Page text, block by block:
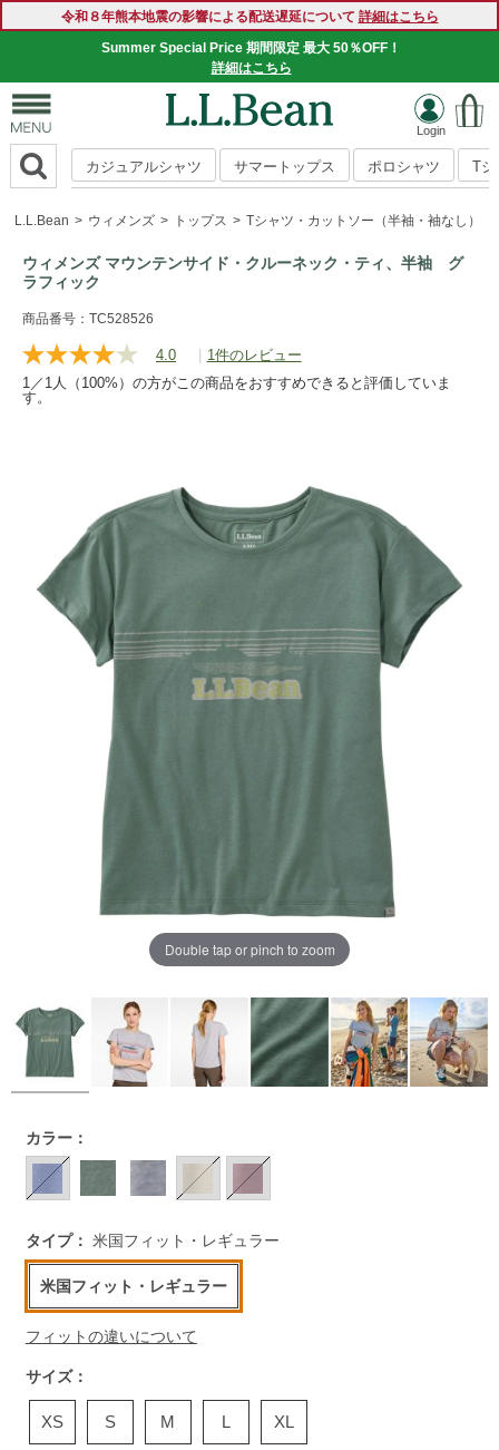
令和８年熊本地震の影響による配送遅延について 詳細はこちら
Summer Special Price 期間限定 最大 50％OFF！
詳細はこちら
カジュアルシャツ サマートップス ポロシャツ Tシ
L.L.Bean ウィメンズ トップス Tシャツ・カットソー（半袖・袖なし）
ウィメンズ マウンテンサイド・クルーネック・ティ、半袖 グ
ラフィック
https://www.llbean.co.jp/womens/tops/tshirts-
short/g/P5871924.html
商品番号：TC528526
4.0
レ
ビ
じ
ペ
ー
ク。
| 1件のレビュー
1／1人（100%）の方がこの商品をおすすめできると評価していま
す。
Double tap or pinch to zoom
https://www.llbean.co.jp/womens/tops/tshirts-
short/g/P5871924.html
カラー：
タイプ： 米国フィット・レギュラー
米国フィット・レギュラー
フィットの違いについて
サイズ：
XS S M L XL